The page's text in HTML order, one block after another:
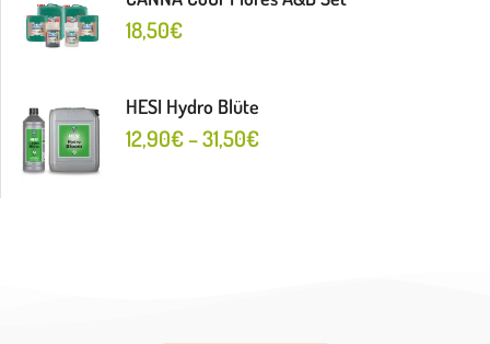
18,50€
HESI Hydro Blüte
12,90€–31,50€